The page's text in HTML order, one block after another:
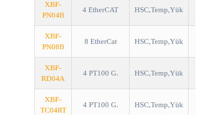
XBF-
PN04B
4 EtherCAT HSC,Temp,Yük
XBF-
PN08B
8 EtherCat HSC,Temp,Yük
XBF-
RD04A
4 PT100 G. HSC,Temp,Yük
XBF-
TC04RT
4 PT100 G. HSC,Temp,Yük